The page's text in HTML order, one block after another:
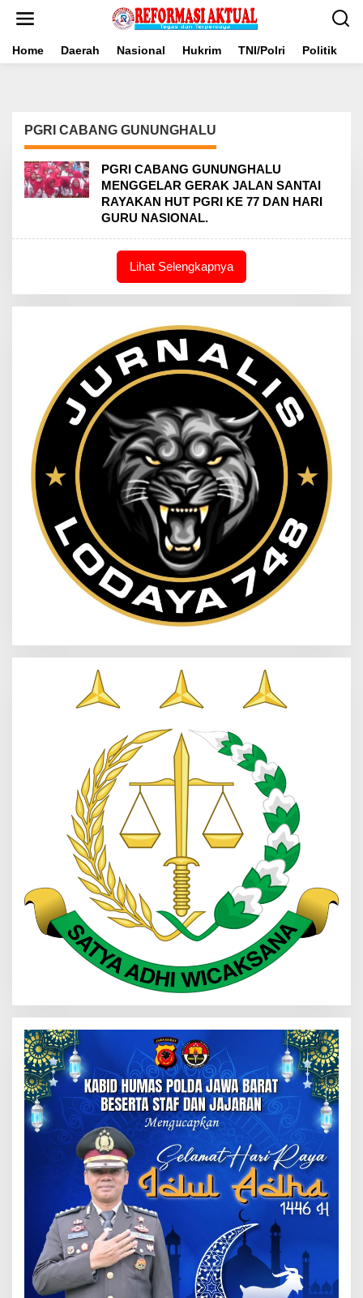
Home Daerah Nasional Hukrim TNI/Polri Politik
PGRI CABANG GUNUNGHALU
PGRI CABANG GUNUNGHALU
MENGGELAR GERAK JALAN SANTAI
RAYAKAN HUT PGRI KE 77 DAN HARI
GURU NASIONAL.
Lihat Selengkapnya